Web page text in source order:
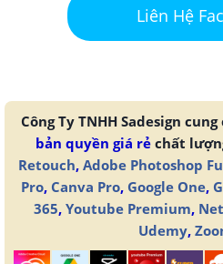
Liên Hệ
Công Ty TNHH Sadesign
bản quyền giá rẻchất
Retouch, Adobe Photoshop
Pro, Canva Pro, Google One,
365, Youtube Premium,
Udemy,